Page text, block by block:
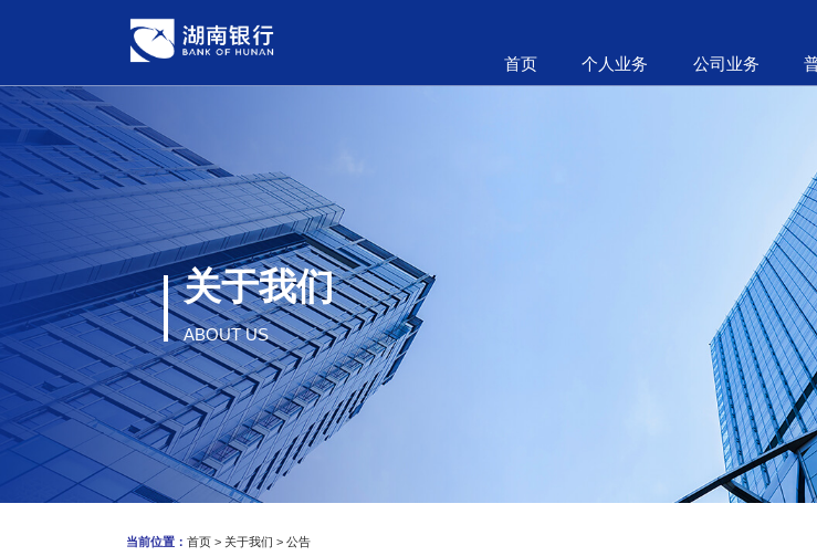
首页 个人业务 公司业务
关于我们
ABOUT US
当前位置：首页 > 关于我们 >公告